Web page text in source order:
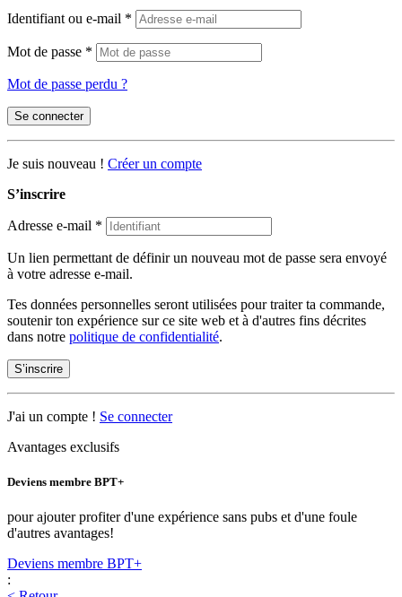
Identifiant ou e-mail *
Mot de passe *
Mot de passe perdu ?
Se connecter
Je suis nouveau ! Créer un compte
S’inscrire
Adresse e-mail *
Un lien permettant de définir un nouveau mot de passe sera envoyé
à votre adresse e-mail.
Tes données personnelles seront utilisées pour traiter ta commande,
soutenir ton expérience sur ce site web et à d'autres fins décrites
dans notre politique de confidentialité.
S’inscrire
J'ai un compte ! Se connecter
Avantages exclusifs
Deviens membre BPT+
pour ajouter profiter d'une expérience sans pubs et d'une foule
d'autres avantages!
Deviens membre BPT+
: